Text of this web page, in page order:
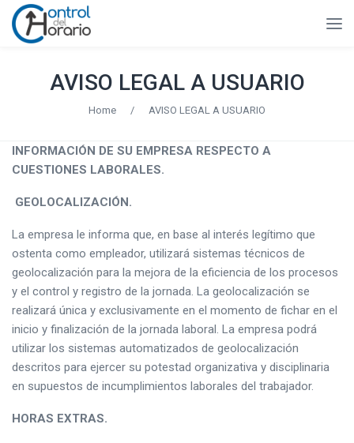
AVISO LEGAL A USUARIO
Home / AVISO LEGAL A USUARIO
INFORMACIÓN DE SU EMPRESA RESPECTO A
CUESTIONES LABORALES.
GEOLOCALIZACIÓN.
La empresa le informa que, en base al interés legítimo que
ostenta como empleador, utilizará sistemas técnicos de
geolocalización para la mejora de la eficiencia de los procesos
y el control y registro de la jornada. La geolocalización se
realizará única y exclusivamente en el momento de fichar en el
inicio y finalización de la jornada laboral. La empresa podrá
utilizar los sistemas automatizados de geolocalización
descritos para ejercer su potestad organizativa y disciplinaria
en supuestos de incumplimientos laborales del trabajador.
HORAS EXTRAS.